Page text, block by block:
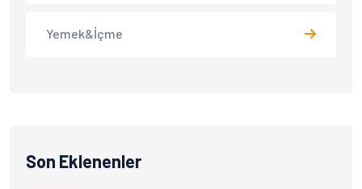
Yemek&İçme
Son Eklenenler